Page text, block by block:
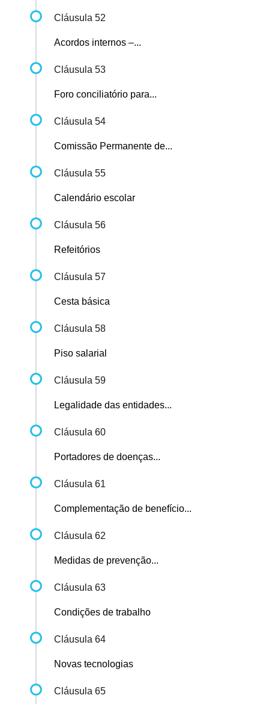
Cláusula 52
Acordos internos –...
Cláusula 53
Foro conciliatório para...
Cláusula 54
Comissão Permanente de...
Cláusula 55
Calendário escolar
Cláusula 56
Refeitórios
Cláusula 57
Cesta básica
Cláusula 58
Piso salarial
Cláusula 59
Legalidade das entidades...
Cláusula 60
Portadores de doenças...
Cláusula 61
Complementação de benefício...
Cláusula 62
Medidas de prevenção...
Cláusula 63
Condições de trabalho
Cláusula 64
Novas tecnologias
Cláusula 65